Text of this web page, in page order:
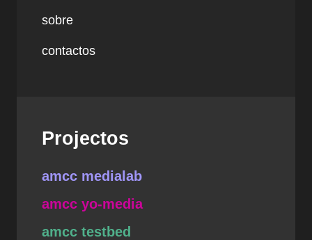
sobre
contactos
Projectos
amcc medialab
amcc yo-media
amcc testbed